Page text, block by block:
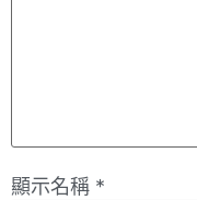
顯示名稱 *